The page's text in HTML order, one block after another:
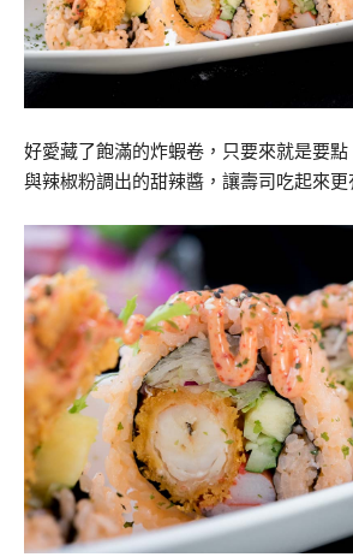
好愛藏了飽滿的炸蝦卷，只要來就是要
與辣椒粉調出的甜辣醬，讓壽司吃起來更